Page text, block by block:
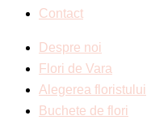
Contact
Despre noi
Flori de Vara
Alegerea floristului
Buchete de flori